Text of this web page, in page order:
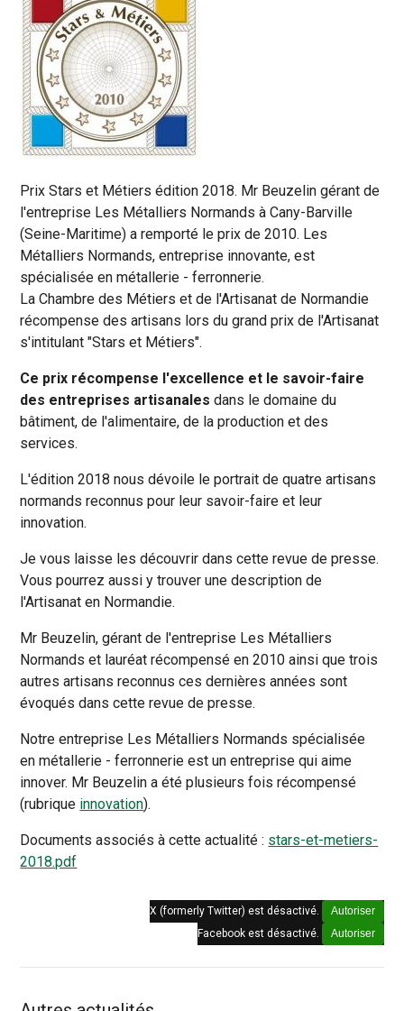
Prix Stars et Métiers édition 2018. Mr Beuzelin gérant de
l'entreprise Les Métalliers Normands à Cany-Barville
(Seine-Maritime) a remporté le prix de 2010. Les
Métalliers Normands, entreprise innovante, est
spécialisée en métallerie - ferronnerie.
La Chambre des Métiers et de l'Artisanat de Normandie
récompense des artisans lors du grand prix de l'Artisanat
s'intitulant "Stars et Métiers".
Ce prix récompense l'excellence et le savoir-faire
des entreprises artisanales dans le domaine du
bâtiment, de l'alimentaire, de la production et des
services.
L'édition 2018 nous dévoile le portrait de quatre artisans
normands reconnus pour leur savoir-faire et leur
innovation.
Je vous laisse les découvrir dans cette revue de presse.
Vous pourrez aussi y trouver une description de
l'Artisanat en Normandie.
Mr Beuzelin, gérant de l'entreprise Les Métalliers
Normands et lauréat récompensé en 2010 ainsi que trois
autres artisans reconnus ces dernières années sont
évoqués dans cette revue de presse.
Notre entreprise Les Métalliers Normands spécialisée
en métallerie - ferronnerie est un entreprise qui aime
innover. Mr Beuzelin a été plusieurs fois récompensé
(rubrique innovation).
Documents associés à cette actualité : stars-et-metiers-
2018.pdf
X (formerly Twitter) est désactivé.
Autoriser
Facebook est désactivé.
Autoriser